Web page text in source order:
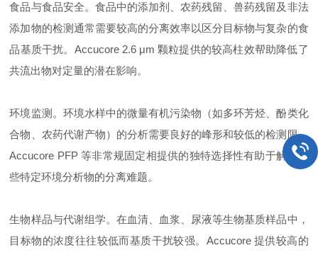
食品与食品安全。食品中的添加剂、农药残留、兽药残留及非法
添加物的检测通常需要较高的分离效率以区分目标物与复杂的食
品基质干扰。Accucore 2.6 μm 颗粒提供的较高柱效帮助降低了
共流出物对定量的潜在影响。
环境监测。环境水样中的微量有机污染物（如多环芳烃、酚类化
合物、农药代谢产物）的分析需要良好的峰形和较低的检测限。
Accucore PFP 等非常规固定相提供的独特选择性有助于解决某
些特定环境分析物的分离难题。
生物样品与代谢组学。在血清、血浆、尿液等生物基质样品中，
目标物的浓度往往较低而基质干扰较强。Accucore 提供较高的